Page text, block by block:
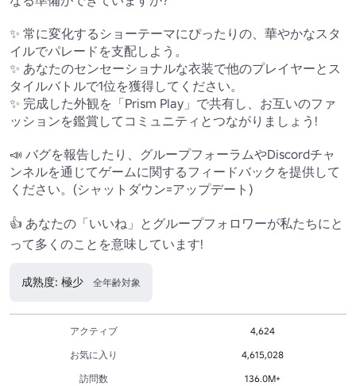
✨ 常に変化するショーテーマにぴったりの、華やかなスタ
イルでパレードを支配しよう。
✨ あなたのセンセーショナルな衣装で他のプレイヤーとス
タイルバトルで1位を獲得してください。
✨ 完成した外観を「Prism Play」で共有し、お互いのファ
ッションを鑑賞してコミュニティとつながりましょう!
📣 バグを報告したり、グループフォーラムやDiscordチャ
ンネルを通じてゲームに関するフィードバックを提供して
ください。(シャットダウン=アップデート)
👍 あなたの「いいね」とグループフォロワーが私たちにと
って多くのことを意味しています!
成熟度: 極少 全年齢対象
アクティブ
4,624
お気に入り
4,615,028
訪問数
136.0M+